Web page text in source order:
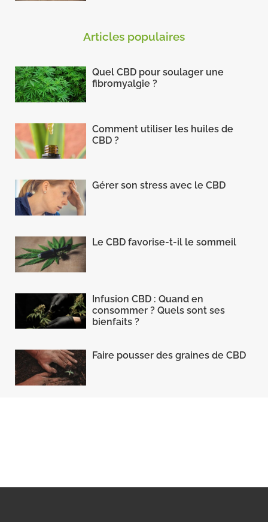
Articles populaires
Quel CBD pour soulager une
fibromyalgie ?
Comment utiliser les huiles de
CBD ?
Gérer son stress avec le CBD
Le CBD favorise-t-il le sommeil
Infusion CBD : Quand en
consommer ? Quels sont ses
bienfaits ?
Faire pousser des graines de CBD